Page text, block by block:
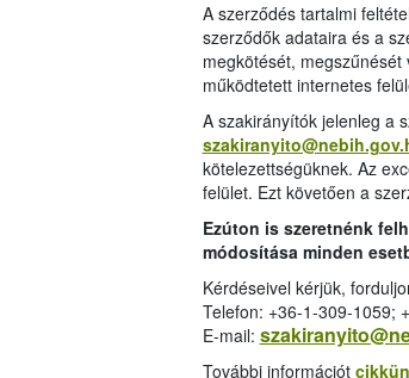
A szerződés tartalmi
szerződők adataira és a
megkötését,
működtetett internetes
A szakirányítók jelenleg a
kötelezettségüknek. Az
felület. Ezt követően a
Ezúton is szeretnénk
módosítása minden
Kérdéseivel kérjük,
Telefon: +36-1-309-1059;
E-mail:
További információt